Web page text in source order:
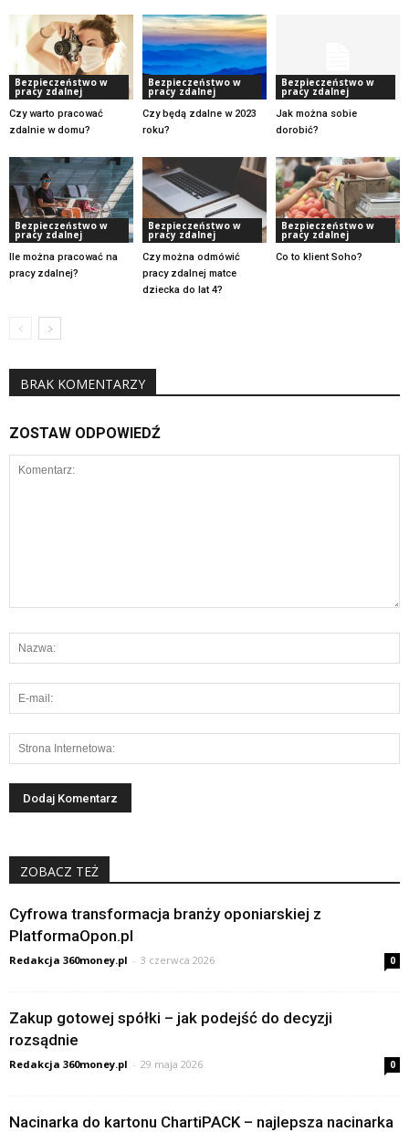
Bezpieczeństwo w
pracy zdalnej
Czy warto pracować
zdalnie w domu?
Bezpieczeństwo w
pracy zdalnej
Czy będą zdalne w 2023
roku?
Bezpieczeństwo w
pracy zdalnej
Jak można sobie
dorobić?
Bezpieczeństwo w
pracy zdalnej
Ile można pracować na
pracy zdalnej?
Bezpieczeństwo w
pracy zdalnej
Czy można odmówić
pracy zdalnej matce
dziecka do lat 4?
Bezpieczeństwo w
pracy zdalnej
Co to klient Soho?
BRAK KOMENTARZY
ZOSTAW ODPOWIEDŹ
ZOBACZ TEŻ
Cyfrowa transformacja branży oponiarskiej z
PlatformaOpon.pl
Redakcja 360money.pl - 3 czerwca 2026 0
Zakup gotowej spółki – jak podejść do decyzji
rozsądnie
Redakcja 360money.pl - 29 maja 2026 0
Nacinarka do kartonu ChartiPACK – najlepsza nacinarka